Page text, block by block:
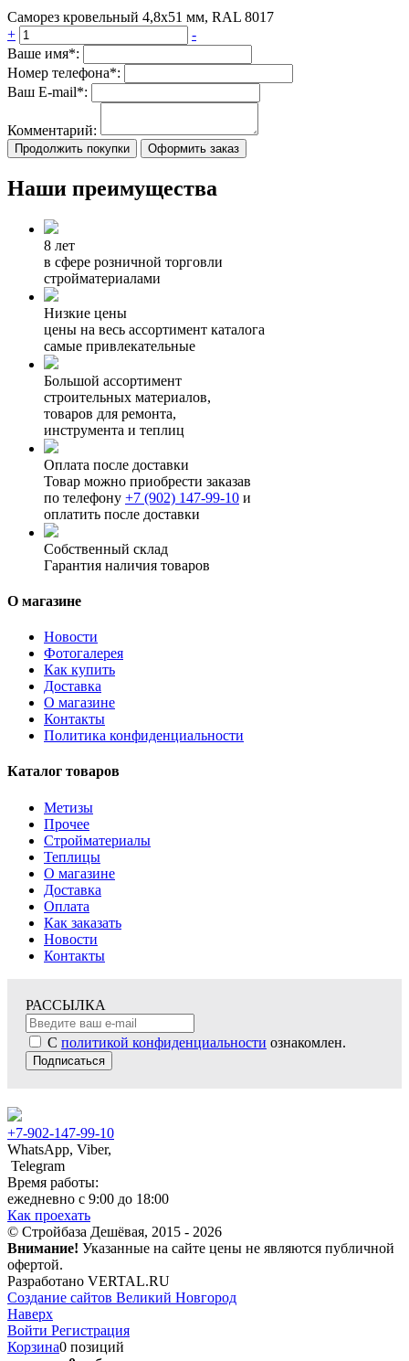
Саморез кровельный 4,8х51 мм, RAL 8017
+
-
Ваше имя*:
Номер телефона*:
Ваш E-mail*:
Комментарий:
Продолжить покупки Оформить заказ
Наши преимущества
8 лет
в сфере розничной торговли
стройматериалами
Низкие цены
цены на весь ассортимент каталога
самые привлекательные
Большой ассортимент
строительных материалов,
товаров для ремонта,
инструмента и теплиц
Оплата после доставки
Товар можно приобрести заказав
по телефону +7 (902) 147-99-10 и
оплатить после доставки
Собственный склад
Гарантия наличия товаров
О магазине
Новости
Фотогалерея
Как купить
Доставка
О магазине
Контакты
Политика конфиденциальности
Каталог товаров
Метизы
Прочее
Стройматериалы
Теплицы
О магазине
Доставка
Оплата
Как заказать
Новости
Контакты
РАССЫЛКА
С политикой конфиденциальности ознакомлен.
Подписаться
+7-902-147-99-10
WhatsApp, Viber,
Telegram
Время работы:
ежедневно с 9:00 до 18:00
Как проехать
© Стройбаза Дешёвая, 2015 - 2026
Внимание! Указанные на сайте цены не являются публичной
офертой.
Разработано VERTAL.RU
Создание сайтов Великий Новгород
Наверх
Войти Регистрация
Корзина0 позиций